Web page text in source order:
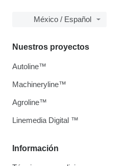
México / Español
Información
Nuestros proyectos
Autoline™
Machineryline™
Agroline™
Linemedia Digital ™